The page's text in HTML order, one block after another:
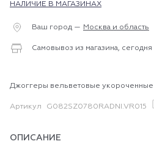
НАЛИЧИЕ В МАГАЗИНАХ
Ваш город — Москва и область
Самовывоз из магазина,
Джоггеры вельветовые укороченные
Артикул G082SZ0780RADNI.VR015
ОПИСАНИЕ